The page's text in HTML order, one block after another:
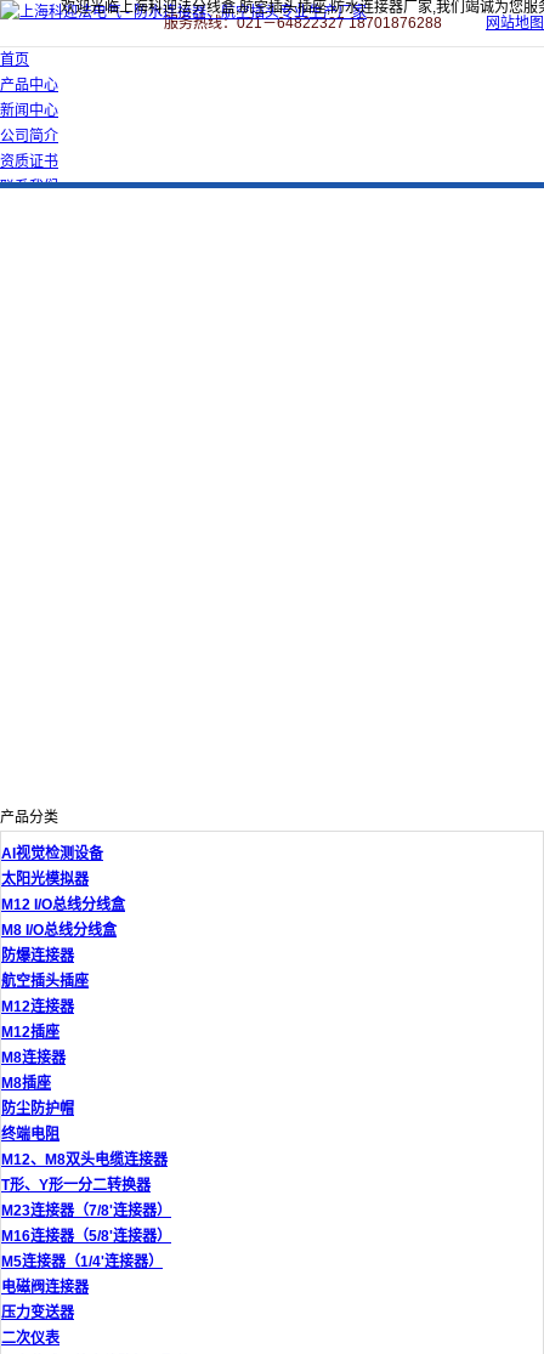
欢迎光临上海科迎法分线盒,航空插头插座,防水连接器厂家,我们竭诚为您服
服务热线：021－64822327 18701876288
网站地图
首页
产品中心
新闻中心
公司简介
资质证书
联系我们
产品分类
AI视觉检测设备
太阳光模拟器
M12 I/O总线分线盒
M8 I/O总线分线盒
防爆连接器
航空插头插座
M12连接器
M12插座
M8连接器
M8插座
防尘防护帽
终端电阻
M12、M8双头电缆连接器
T形、Y形一分二转换器
M23连接器（7/8'连接器）
M16连接器（5/8'连接器）
M5连接器（1/4'连接器）
电磁阀连接器
压力变送器
二次仪表